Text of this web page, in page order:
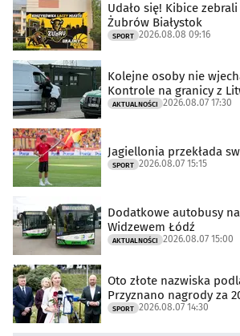
Udało się! Kibice
Żubrów Białystok
SPORT 2026.08.08 09:16
Kolejne osoby nie
Kontrole na granicy z
AKTUALNOŚCI 2026.08.07 17:30
Jagiellonia przekłada
SPORT 2026.08.07 15:15
Dodatkowe autobusy
Widzewem Łódź
AKTUALNOŚCI 2026.08.07 15:00
Oto złote nazwiska
Przyznano nagrody za
SPORT 2026.08.07 14:30